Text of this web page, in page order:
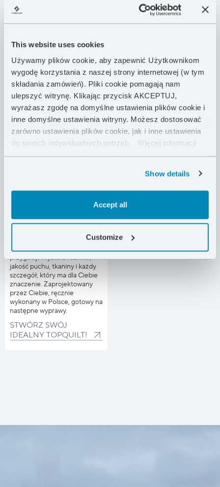
This website uses cookies
Używamy plików cookie, aby zapewnić Użytkownikom
wygodę korzystania z naszej strony internetowej (w tym
składania zamówień). Pliki cookie pomagają nam
ulepszyć witrynę. Klikając przycisk AKCEPTUJ,
wyrażasz zgodę na domyślne ustawienia plików cookie i
inne domyślne ustawienia witryny. Możesz dostosować
zarówno ustawienia plików cookie, jak i inne ustawienia
do swoich indywidualnych potrzeb.
Więcej informacji
znajdziesz w naszejPolityce Prywatności .
Show details
Accept all
Customize
KOMFORT -6 °C
MASA 635 g
MASA PUCHU 360 g
KOLOR
1579.00 PLN
TAIGA 480
JAKOŚĆ
KOMFORT -14 °C
MASA PUCHU 480 g
KOLOR
Quilt dopasowany do Twojej
przygody. Wybierz rozmiar,
jakość puchu, tkaniny i każdy
szczegół, który ma dla Ciebie
znaczenie. Zaprojektowany
przez Ciebie, ręcznie
wykonany w Polsce, gotowy na
następne wyprawy.
STWÓRZ SWÓJ
IDEALNY TOPQUILT!